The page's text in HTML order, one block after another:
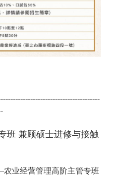
班 兼顾硕士进修与接触
业经营管理高阶主管专班